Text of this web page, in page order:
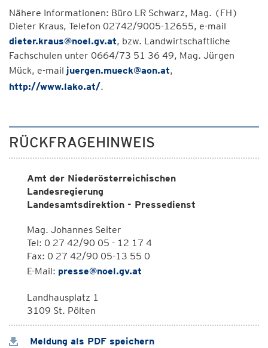
Nähere Informationen: Büro LR Schwarz, Mag. (FH)
Dieter Kraus, Telefon 02742/9005-12655, e-mail
dieter.kraus@noel.gv.at, bzw. Landwirtschaftliche
Fachschulen unter 0664/73 51 36 49, Mag. Jürgen
Mück, e-mail juergen.mueck@aon.at,
http://www.lako.at/.
RÜCKFRAGEHINWEIS
Amt der Niederösterreichischen
Landesregierung
Landesamtsdirektion - Pressedienst
Mag. Johannes Seiter
Tel: 0 27 42/90 05 - 12 17 4
Fax: 0 27 42/90 05-13 55 0
E-Mail: presse@noel.gv.at
Landhausplatz 1
3109 St. Pölten
Meldung als PDF speichern